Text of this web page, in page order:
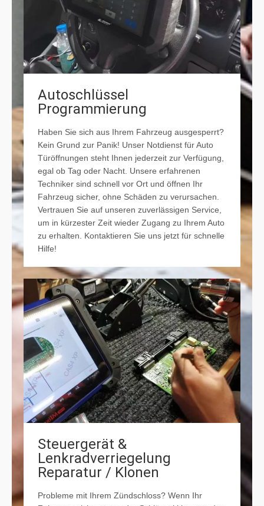
Autoschlüssel
Programmierung
Haben Sie sich aus Ihrem Fahrzeug ausgesperrt?
Kein Grund zur Panik! Unser Notdienst für Auto
Türöffnungen steht Ihnen jederzeit zur Verfügung,
egal ob Tag oder Nacht. Unsere erfahrenen
Techniker sind schnell vor Ort und öffnen Ihr
Fahrzeug sicher, ohne Schäden zu verursachen.
Vertrauen Sie auf unseren zuverlässigen Service,
um in kürzester Zeit wieder Zugang zu Ihrem Auto
zu erhalten. Kontaktieren Sie uns jetzt für schnelle
Hilfe!
Steuergerät &
Lenkradverriegelung
Reparatur / Klonen
Probleme mit Ihrem Zündschloss? Wenn Ihr